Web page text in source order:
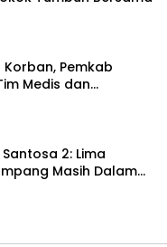
Pemkab
Medis dan
Kalianget
2: Lima
Masih Dalam